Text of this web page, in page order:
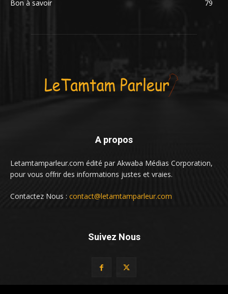
Bon à savoir
79
A propos
Letamtamparleur.com édité par Akwaba Médias Corporation,
pour vous offrir des informations justes et vraies.
Contactez Nous : contact@letamtamparleur.com
Suivez Nous